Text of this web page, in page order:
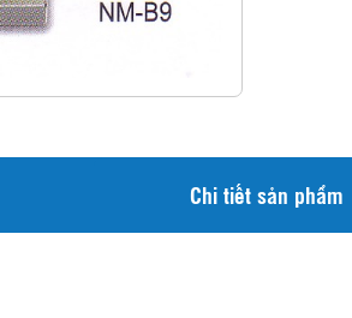
Chi tiết sản phẩm